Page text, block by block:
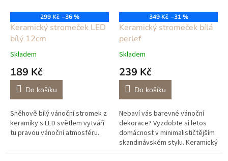
299 Kč –36 %
Keramický stromeček LED
bílý 12cm
Skladem
189 Kč
Do košíku
Sněhově bílý vánoční stromek z
keramiky s LED světlem vytváří
tu pravou vánoční atmosféru.
349 Kč –31 %
Keramický stromeček bílá
perleť
Skladem
239 Kč
Do košíku
Nebaví vás barevné vánoční
dekorace? Vyzdobte si letos
domácnost v minimalističtějším
skandinávském stylu. Keramický
stromeček, který má příjemnou